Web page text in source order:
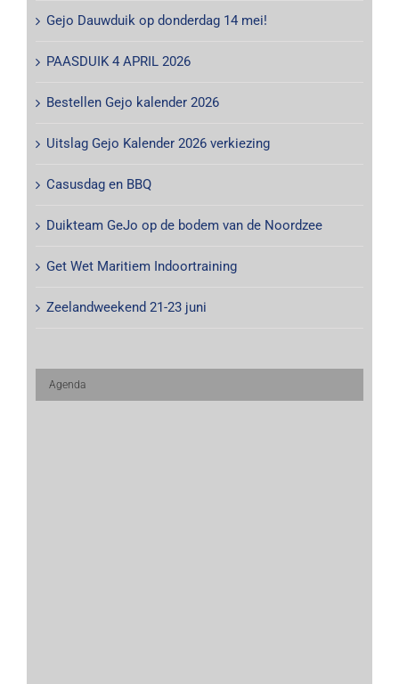
Gejo Dauwduik op donderdag 14 mei!
PAASDUIK 4 APRIL 2026
Bestellen Gejo kalender 2026
Uitslag Gejo Kalender 2026 verkiezing
Casusdag en BBQ
Duikteam GeJo op de bodem van de Noordzee
Get Wet Maritiem Indoortraining
Zeelandweekend 21-23 juni
Agenda